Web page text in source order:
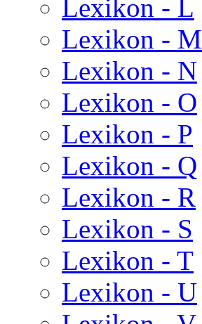
Lexikon - L
Lexikon - M
Lexikon - N
Lexikon - O
Lexikon - P
Lexikon - Q
Lexikon - R
Lexikon - S
Lexikon - T
Lexikon - U